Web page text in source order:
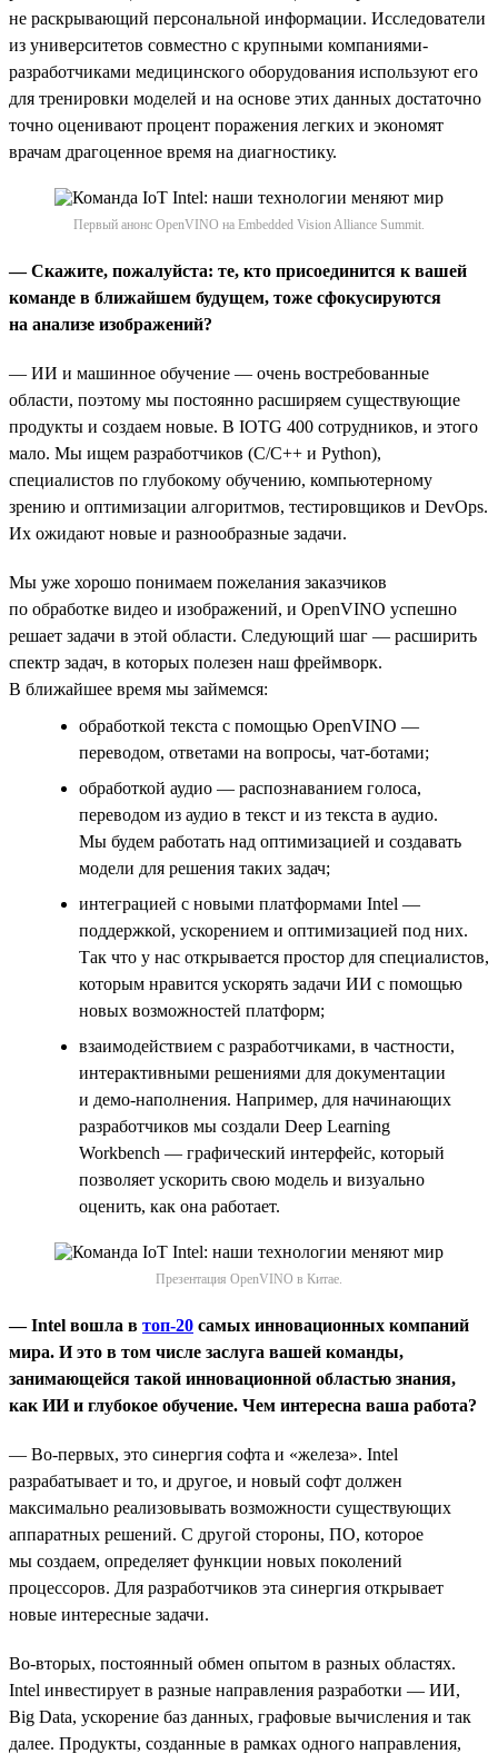
не раскрывающий персональной информации. Исследователи
из университетов совместно с крупными компаниями-
разработчиками медицинского оборудования используют его
для тренировки моделей и на основе этих данных достаточно
точно оценивают процент поражения легких и экономят
врачам драгоценное время на диагностику.
Первый анонс OpenVINO на Embedded Vision Alliance Summit.
— Скажите, пожалуйста: те, кто присоединится к вашей
команде в ближайшем будущем, тоже сфокусируются
на анализе изображений?
— ИИ и машинное обучение — очень востребованные
области, поэтому мы постоянно расширяем существующие
продукты и создаем новые. В IOTG 400 сотрудников, и этого
мало. Мы ищем разработчиков (С/С++ и Python),
специалистов по глубокому обучению, компьютерному
зрению и оптимизации алгоритмов, тестировщиков и DevOps.
Их ожидают новые и разнообразные задачи.
Мы уже хорошо понимаем пожелания заказчиков
по обработке видео и изображений, и OpenVINO успешно
решает задачи в этой области. Следующий шаг — расширить
спектр задач, в которых полезен наш фреймворк.
В ближайшее время мы займемся:
обработкой текста с помощью OpenVINO —
переводом, ответами на вопросы, чат-ботами;
обработкой аудио — распознаванием голоса,
переводом из аудио в текст и из текста в аудио.
Мы будем работать над оптимизацией и создавать
модели для решения таких задач;
интеграцией с новыми платформами Intel —
поддержкой, ускорением и оптимизацией под них.
Так что у нас открывается простор для специалистов,
которым нравится ускорять задачи ИИ с помощью
новых возможностей платформ;
взаимодействием с разработчиками, в частности,
интерактивными решениями для документации
и демо-наполнения. Например, для начинающих
разработчиков мы создали Deep Learning
Workbench — графический интерфейс, который
позволяет ускорить свою модель и визуально
оценить, как она работает.
Презентация OpenVINO в Китае.
— Intel вошла в топ-20 самых инновационных компаний
мира. И это в том числе заслуга вашей команды,
занимающейся такой инновационной областью знания,
как ИИ и глубокое обучение. Чем интересна ваша работа?
— Во-первых, это синергия софта и «железа». Intel
разрабатывает и то, и другое, и новый софт должен
максимально реализовывать возможности существующих
аппаратных решений. С другой стороны, ПО, которое
мы создаем, определяет функции новых поколений
процессоров. Для разработчиков эта синергия открывает
новые интересные задачи.
Во-вторых, постоянный обмен опытом в разных областях.
Intel инвестирует в разные направления разработки — ИИ,
Big Data, ускорение баз данных, графовые вычисления и так
далее. Продукты, созданные в рамках одного направления,